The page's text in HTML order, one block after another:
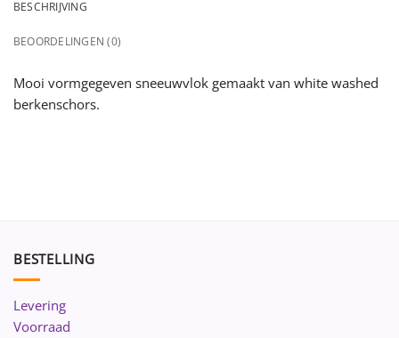
BESCHRIJVING
BEOORDELINGEN (0)
Mooi vormgegeven sneeuwvlok gemaakt van white washed
berkenschors.
BESTELLING
Levering
Voorraad